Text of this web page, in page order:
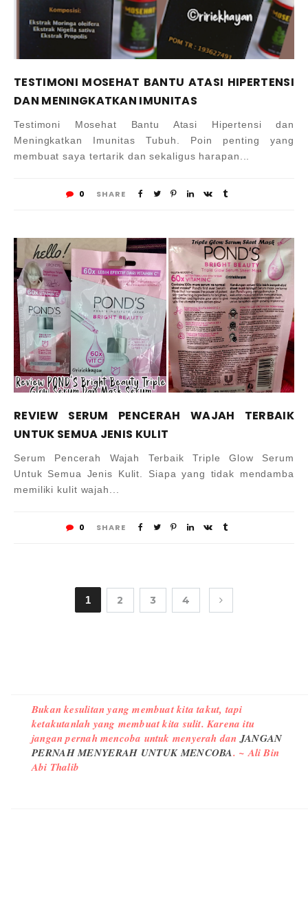
TESTIMONI MOSEHAT BANTU ATASI HIPERTENSI
DAN MENINGKATKAN IMUNITAS
Testimoni Mosehat Bantu Atasi Hipertensi dan
Meningkatkan Imunitas Tubuh. Poin penting yang
membuat saya tertarik dan sekaligus harapan...
0 SHARE
REVIEW SERUM PENCERAH WAJAH TERBAIK
UNTUK SEMUA JENIS KULIT
Serum Pencerah Wajah Terbaik Triple Glow Serum
Untuk Semua Jenis Kulit. Siapa yang tidak mendamba
memiliki kulit wajah...
0 SHARE
1 2 3 4
Bukan kesulitan yang membuat kita takut, tapi
ketakutanlah yang membuat kita sulit. Karena itu
jangan pernah mencoba untuk menyerah danJANGAN
PERNAH MENYERAH UNTUK MENCOBA. ~ Ali Bin
Abi Thalib